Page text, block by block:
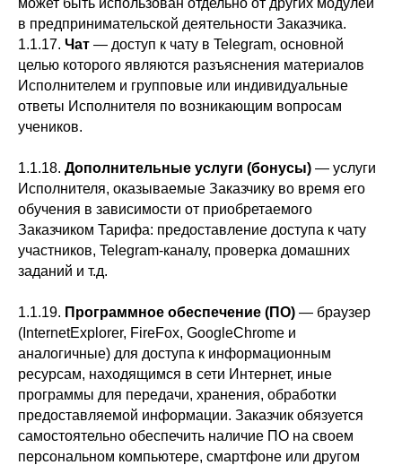
может быть использован отдельно от других модулей
в предпринимательской деятельности Заказчика.
1.1.17. Чат — доступ к чату в Telegram, основной
целью которого являются разъяснения материалов
Исполнителем и групповые или индивидуальные
ответы Исполнителя по возникающим вопросам
учеников.
1.1.18. Дополнительные услуги (бонусы) — услуги
Исполнителя, оказываемые Заказчику во время его
обучения в зависимости от приобретаемого
Заказчиком Тарифа: предоставление доступа к чату
участников, Telegram-каналу, проверка домашних
заданий и т.д.
1.1.19. Программное обеспечение (ПО) — браузер
(InternetExplorer, FireFox, GoogleChrome и
аналогичные) для доступа к информационным
ресурсам, находящимся в сети Интернет, иные
программы для передачи, хранения, обработки
предоставляемой информации. Заказчик обязуется
самостоятельно обеспечить наличие ПО на своем
персональном компьютере, смартфоне или другом